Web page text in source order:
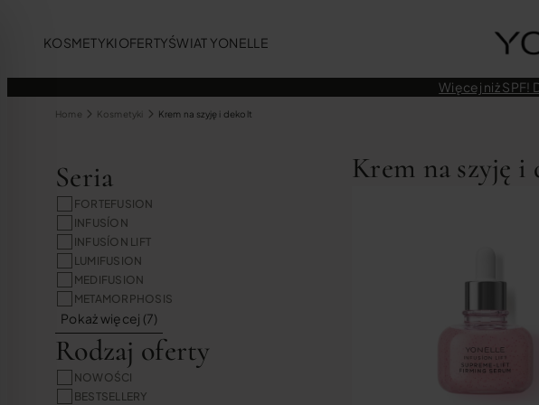
KOSMETYKI OFERTYŚWIAT YONELLE
Więcej niż SPF!
Home Kosmetyki Krem na szyję i dekolt
Seria
FORTEFUSION
INFUSÍON
INFUSÍON LIFT
LUMIFUSION
MEDIFUSION
METAMORPHOSIS
Pokaż więcej (7)
Rodzaj oferty
NOWOŚCI
BESTSELLERY
Krem na szyję i
osób z zaburzeniami wzroku